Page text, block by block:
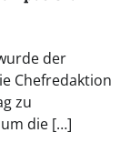
der
Chefredaktion
zu
die […]